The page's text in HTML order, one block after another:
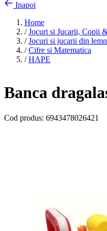
Inapoi
Home
/ Jocuri si Jucarii, Copii
/ Jocuri si jucarii din lemn
/ Cifre si Matematica
/ HAPE
Banca
Cod produs: 6943478026421